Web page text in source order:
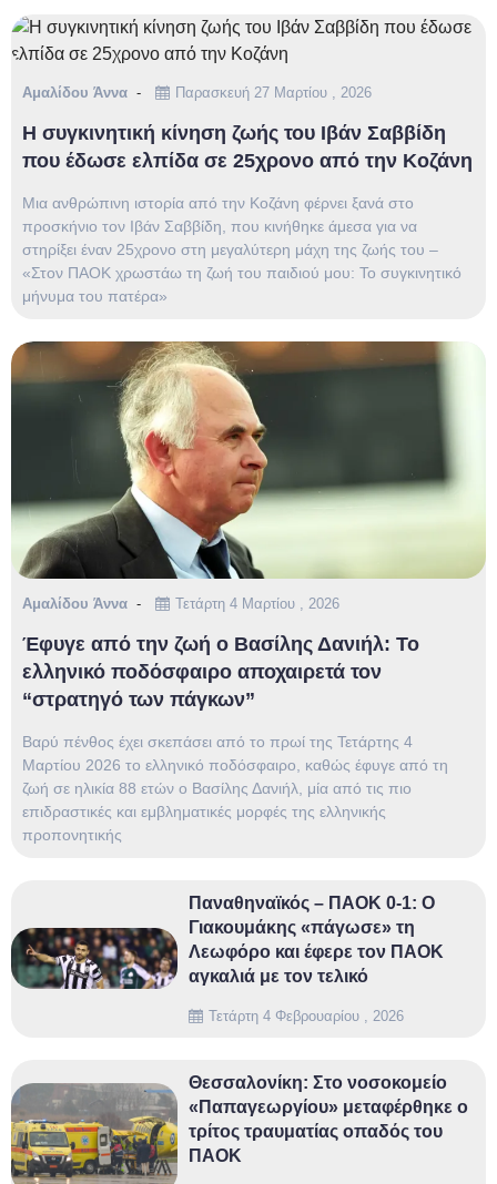
Αμαλίδου Άννα Παρασκευή 27 Μαρτίου , 2026
Η συγκινητική κίνηση ζωής του Ιβάν Σαββίδη
που έδωσε ελπίδα σε 25χρονο από την Κοζάνη
Μια ανθρώπινη ιστορία από την Κοζάνη φέρνει ξανά στο
προσκήνιο τον Ιβάν Σαββίδη, που κινήθηκε άμεσα για να
στηρίξει έναν 25χρονο στη μεγαλύτερη μάχη της ζωής του –
«Στον ΠΑΟΚ χρωστάω τη ζωή του παιδιού μου: Το συγκινητικό
μήνυμα του πατέρα»
Αμαλίδου Άννα Τετάρτη 4 Μαρτίου , 2026
Έφυγε από την ζωή ο Βασίλης Δανιήλ: Το
ελληνικό ποδόσφαιρο αποχαιρετά τον
“στρατηγό των πάγκων”
Βαρύ πένθος έχει σκεπάσει από το πρωί της Τετάρτης 4
Μαρτίου 2026 το ελληνικό ποδόσφαιρο, καθώς έφυγε από τη
ζωή σε ηλικία 88 ετών ο Βασίλης Δανιήλ, μία από τις πιο
επιδραστικές και εμβληματικές μορφές της ελληνικής
προπονητικής
Τετάρτη 4 Φεβρουαρίου , 2026
Παναθηναϊκός – ΠΑΟΚ 0-1: Ο
Γιακουμάκης «πάγωσε» τη
Λεωφόρο και έφερε τον ΠΑΟΚ
αγκαλιά με τον τελικό
Θεσσαλονίκη: Στο νοσοκομείο
«Παπαγεωργίου» μεταφέρθηκε ο
τρίτος τραυματίας οπαδός του
ΠΑΟΚ